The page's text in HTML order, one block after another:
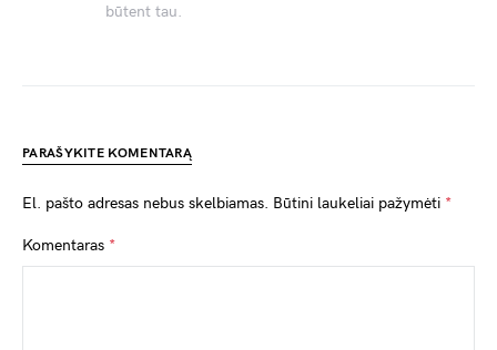
būtent tau.
PARAŠYKITE KOMENTARĄ
El. pašto adresas nebus skelbiamas. Būtini laukeliai pažymėti *
Komentaras *